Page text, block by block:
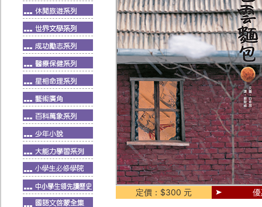
定價：$300 元